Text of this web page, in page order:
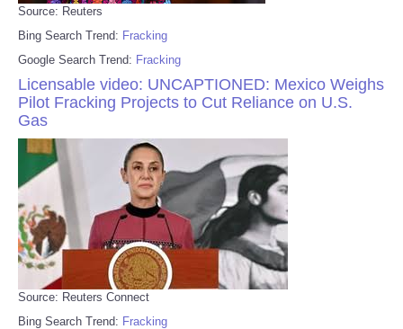
Source: Reuters
Bing Search Trend: Fracking
Google Search Trend: Fracking
Licensable video: UNCAPTIONED: Mexico Weighs
Pilot Fracking Projects to Cut Reliance on U.S.
Gas
Source: Reuters Connect
Bing Search Trend: Fracking